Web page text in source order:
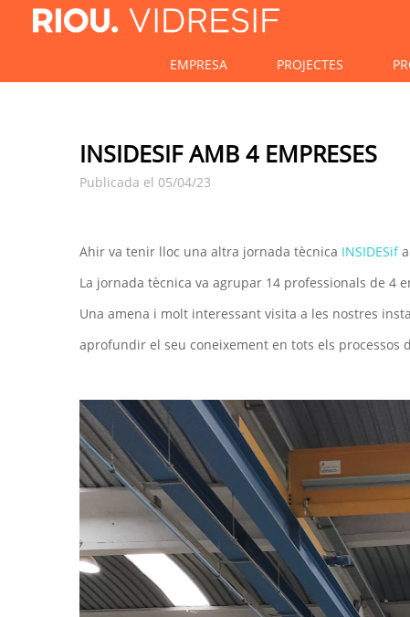
EMPRESA PROJECTES
INSIDESIF AMB 4 EMPRESES
Publicada el 05/04/23
Ahir va tenir lloc una altra jornada tècnica INSIDESifa
La jornada tècnica va agrupar 14 professionals de 4
Una amena i molt interessant visita a les nostres
aprofundir el seu coneixement en tots els processos